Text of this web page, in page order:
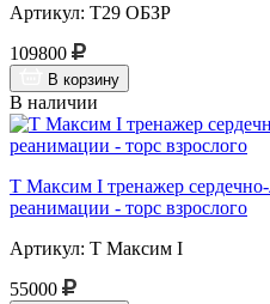
Артикул: Т29 ОБЗР
109800
В корзину
В наличии
Т Максим I тренажер
реанимации - торс взрослого
Артикул: Т Максим I
55000